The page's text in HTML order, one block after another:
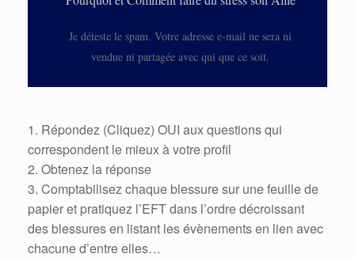
Je déteste le spam. Votre adresse e-mail ne sera ni
vendue ni partagée avec qui que ce soit.
1. Répondez (Cliquez) OUI aux questions qui
correspondent le mieux à votre profil
2. Obtenez la réponse
3. Comptabilisez chaque blessure sur une feuille de
papier et pratiquez l’EFT dans l’ordre décroissant
des blessures en listant les évènements en lien avec
chacune d’entre elles…